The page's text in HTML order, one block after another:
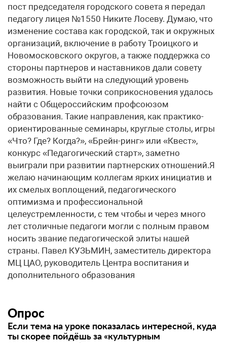
пост председателя городского совета я передал
педагогу лицея №1550 Никите Лосеву. Думаю, что
изменение состава как городской, так и окружных
организаций, включение в работу Троицкого и
Новомосковского округов, а также поддержка со
стороны партнеров и наставников дали совету
возможность выйти на следующий уровень
развития. Новые точки соприкосновения удалось
найти с Общероссийским профсоюзом
образования. Такие направления, как практико-
ориентированные семинары, круглые столы, игры
«Что? Где? Когда?», «Брейн-ринг» или «Квест»,
конкурс «Педагогический старт», заметно
выиграли при развитии партнерских отношений.Я
желаю начинающим коллегам ярких инициатив и
их смелых воплощений, педагогического
оптимизма и профессиональной
целеустремленности, с тем чтобы и через много
лет столичные педагоги могли с полным правом
носить звание педагогической элиты нашей
страны. Павел КУЗЬМИН, заместитель директора
МЦ ЦАО, руководитель Центра воспитания и
дополнительного образования
Опрос
Если тема на уроке показалась интересной, куда
ты скорее пойдёшь за «культурным